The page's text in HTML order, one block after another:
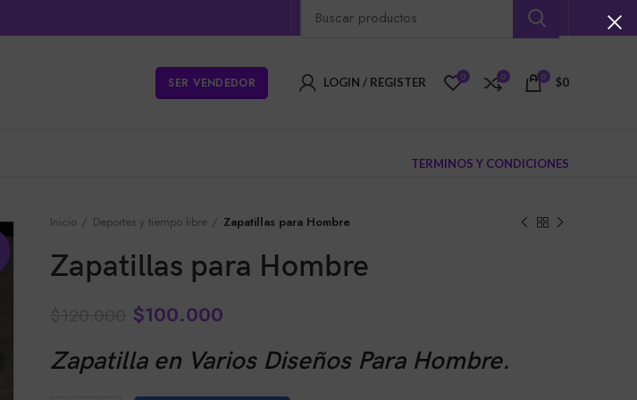
SER VENDEDOR LOGIN / REGISTER 0 0 0 $0
TERMINOS Y CONDICIONES
Inicio Deportes y tiempo libre Zapatillas para Hombre
Zapatillas para Hombre
$100.000
Zapatilla en Varios Diseños Para Hombre.